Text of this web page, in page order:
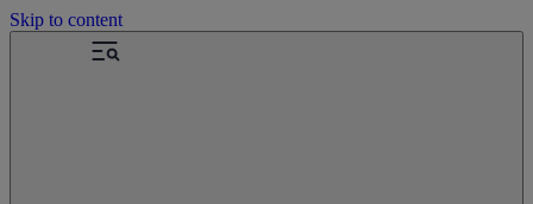
Skip to content